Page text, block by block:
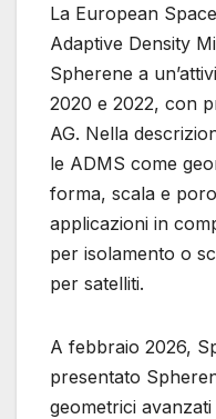
La European
Adaptive Density
Spherene a
2020 e 2022, con
AG. Nella
le ADMS come
forma, scala e
applicazioni in
per isolamento o
per satelliti.
A febbraio 2026,
presentato
geometrici